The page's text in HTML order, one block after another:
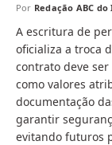
Por Redação ABC
A escritura de
oficializa a troca
contrato deve
como valores
documentação
garantir
evitando futuros